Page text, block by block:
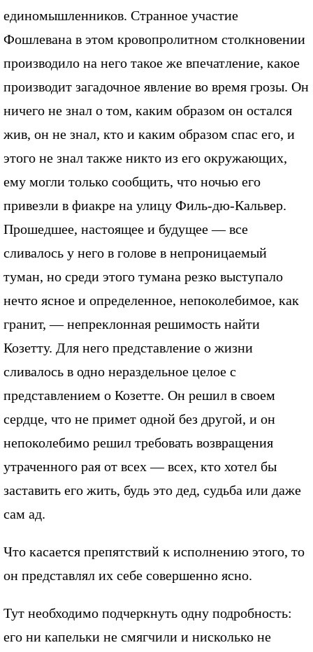
единомышленников. Странное участие
Фошлевана в этом кровопролитном столкновении
производило на него такое же впечатление, какое
производит загадочное явление во время грозы. Он
ничего не знал о том, каким образом он остался
жив, он не знал, кто и каким образом спас его, и
этого не знал также никто из его окружающих,
ему могли только сообщить, что ночью его
привезли в фиакре на улицу Филь-дю-Кальвер.
Прошедшее, настоящее и будущее — все
сливалось у него в голове в непроницаемый
туман, но среди этого тумана резко выступало
нечто ясное и определенное, непоколебимое, как
гранит, — непреклонная решимость найти
Козетту. Для него представление о жизни
сливалось в одно нераздельное целое с
представлением о Козетте. Он решил в своем
сердце, что не примет одной без другой, и он
непоколебимо решил требовать возвращения
утраченного рая от всех — всех, кто хотел бы
заставить его жить, будь это дед, судьба или даже
сам ад.
Что касается препятствий к исполнению этого, то
он представлял их себе совершенно ясно.
Тут необходимо подчеркнуть одну подробность:
его ни капельки не смягчили и нисколько не